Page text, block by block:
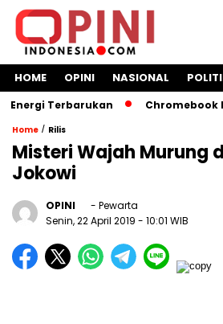
HOME OPINI NASIONAL
Terbarukan Chromebook
Home / Rilis
Misteri Wajah Murung
Jokowi
OPINI
- Pewarta
Senin, 22 April 2019 - 10:01 WIB